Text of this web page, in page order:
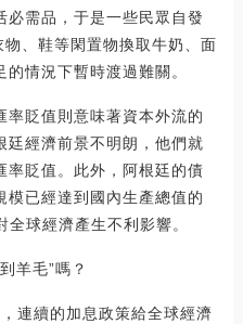
必需品，于是一些民眾自發
、鞋等閑置物換取牛奶、面
情況下暫時渡過難關。
率貶值則意味著資本外流的
廷經濟前景不明朗，他們就
率貶值。此外，阿根廷的債
模已經達到國內生產總值的
球經濟產生不利影響。
羊毛”嗎？
連續的加息政策給全球經濟